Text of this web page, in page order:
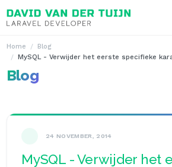
Ga naar inhoud
Home
Blog
MySQL - Verwijder het eerste specifieke
Blog
24 NOVEMBER, 2014
MySQL - Verwijder het